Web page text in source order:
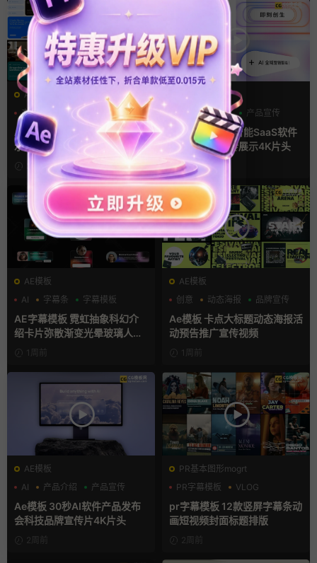
AE模板
产品介绍
产品宣传
产品展示
AE模板 横竖屏多场景图文展
示排版产品宣传视频
3天前
AE模板
产品介绍 产品宣传
Ae模板 AI人工智能SaaS软件
产品发布会宣传展示4K片头
1周前
AE模板
AI
字幕条 字幕模板
AE字幕模板 霓虹抽象科幻介
绍卡片弥散渐变光晕玻璃人名
1周前
AE模板
创意
动态海报 品牌宣传
Ae模板 卡点大标题动态海报活
动预告推广宣传视频
1周前
AE模板
AI
产品介绍 产品宣传
Ae模板 30秒AI软件产品发布
会科技品牌宣传片4K片头
2周前
PR基本图形mogrt
PR字幕模板
VLOG
人物介绍
pr字幕模板 12款竖屏字幕条动
画短视频封面标题排版
2周前